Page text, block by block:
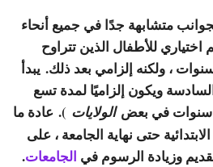
متشابهة جدًا في جميع أنحاء
اختياري للأطفال الذين تتراوح
، ولكنه إلزامي بعد ذلك. يبدأ
ويكون إلزاميًا لمدة تسع
سنوات في بعضالولايات ). عادة ما
حتى نهاية الجامعة ، على
وزيادة الرسوم في الجامعات.